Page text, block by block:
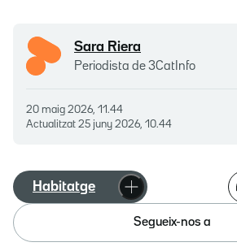
Sara Riera
Periodista de 3CatInfo
20 maig 2026, 11.44
Actualitzat 25 juny 2026, 10.44
Habitatge
Segueix-nos a